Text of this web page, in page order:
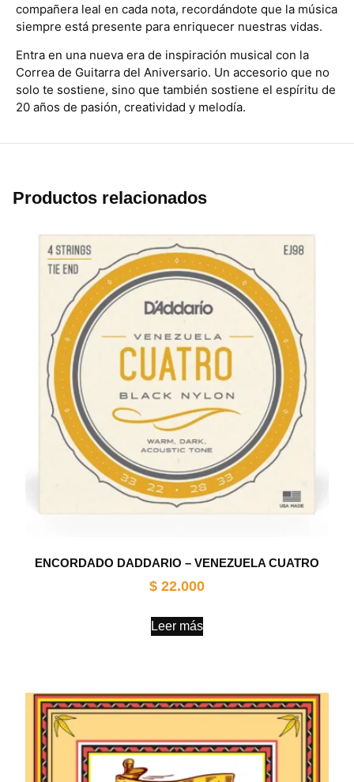
compañera leal en cada nota, recordándote que la música
siempre está presente para enriquecer nuestras vidas.
Entra en una nueva era de inspiración musical con la
Correa de Guitarra del Aniversario. Un accesorio que no
solo te sostiene, sino que también sostiene el espíritu de
20 años de pasión, creatividad y melodía.
Productos relacionados
ENCORDADO DADDARIO – VENEZUELA CUATRO
$ 22.000
Leer más